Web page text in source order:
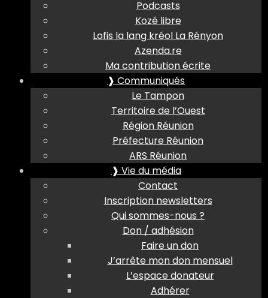
Podcasts
Kozé libre
Lofis la lang kréol La Rényon
Azenda.re
Ma contribution écrite
❱ Communiqués
Le Tampon
Territoire de l’Ouest
Région Réunion
Préfecture Réunion
ARS Réunion
❱ Vie du média
Contact
Inscription newsletters
Qui sommes-nous ?
Don / adhésion
Faire un don
J’arrête mon don mensuel
L’espace donateur
Adhérer